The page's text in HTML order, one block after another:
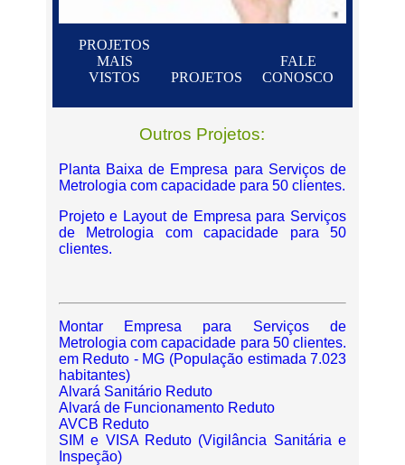
PROJETOS
MAIS
VISTOS
PROJETOS
FALE
CONOSCO
Outros Projetos:
Planta Baixa de Empresa para Serviços de
Metrologia com capacidade para 50 clientes.
Projeto e Layout de Empresa para Serviços
de Metrologia com capacidade para 50
clientes.
Montar Empresa para Serviços de
Metrologia com capacidade para 50 clientes.
em Reduto - MG (População estimada 7.023
habitantes)
Alvará Sanitário Reduto
Alvará de Funcionamento Reduto
AVCB Reduto
SIM e VISA Reduto (Vigilância Sanitária e
Inspeção)